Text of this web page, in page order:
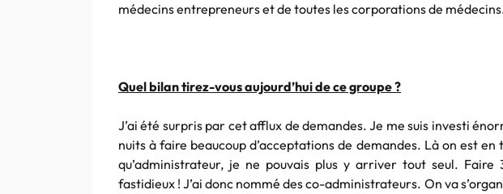
médecins entrepreneurs et de toutes les corporations de
Quel bilan tirez-vous aujourd’hui de ce groupe ?
J’ai été surpris par cet afflux de demandes. Je me suis investi
nuits à faire beaucoup d’acceptations de demandes. Là on est en
qu’administrateur, je ne pouvais plus y arriver tout seul. Faire
fastidieux ! J’ai donc nommé des co-administrateurs. On va